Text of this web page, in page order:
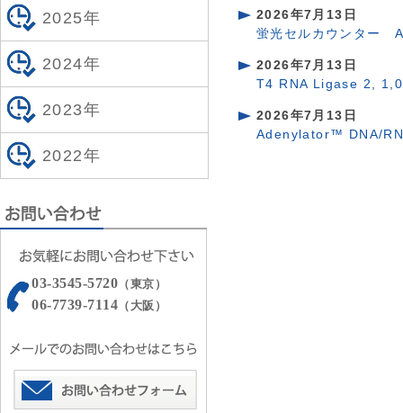
2025年
2024年
2023年
2022年
03-3545-5720 （東京）
06-7739-7114 （大阪）
2026年7月13日
蛍光セルカウンター
2026年7月13日
T4 RNA Ligase 2,
2026年7月13日
Adenylator™ DNA/